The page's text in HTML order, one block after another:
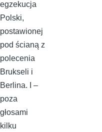
egzekucja
Polski,
postawionej
pod ścianą z
polecenia
Brukseli i
Berlina. I –
poza
głosami
kilku